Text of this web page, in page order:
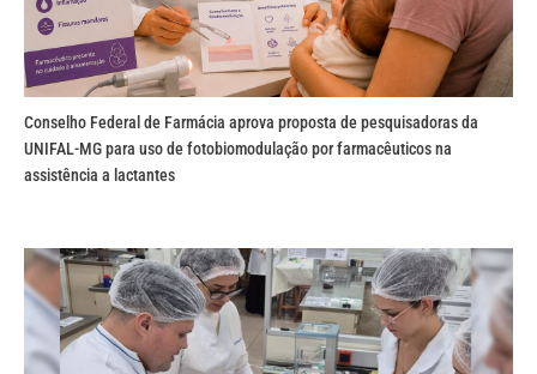
Conselho Federal de Farmácia aprova proposta de pesquisadoras da
UNIFAL-MG para uso de fotobiomodulação por farmacêuticos na
assistência a lactantes